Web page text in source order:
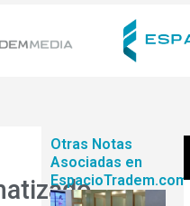
Otras Notas
Asociadas en
EspacioTradem.com